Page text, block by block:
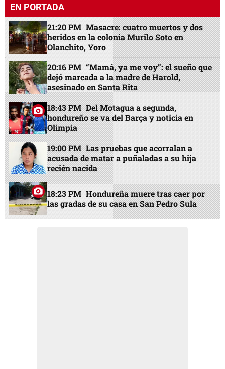
EN PORTADA
21:20 PM Masacre: cuatro muertos y dos
heridos en la colonia Murilo Soto en
Olanchito, Yoro
20:16 PM “Mamá, ya me voy”: el sueño que
dejó marcada a la madre de Harold,
asesinado en Santa Rita
18:43 PM Del Motagua a segunda,
hondureño se va del Barça y noticia en
Olimpia
19:00 PM Las pruebas que acorralan a
acusada de matar a puñaladas a su hija
recién nacida
18:23 PM Hondureña muere tras caer por
las gradas de su casa en San Pedro Sula